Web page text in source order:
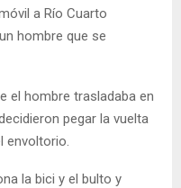
a Río Cuarto
hombre que se
el hombre trasladaba en
pegar la vuelta
envoltorio.
la bici y el bulto y